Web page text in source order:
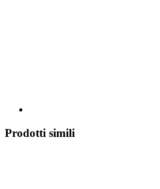
Prodotti simili